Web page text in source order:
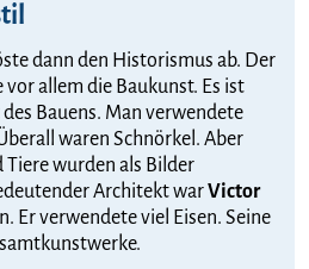
dann den Historismus ab. Der
allem die Baukunst. Es ist
Bauens. Man verwendete
waren Schnörkel. Aber
Tiere wurden als Bilder
Architekt warVictor
Er verwendete viel Eisen. Seine